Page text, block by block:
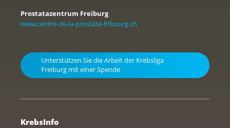
Prostatazentrum Freiburg
www.centre-de-la-prostate-fribourg.ch
Unterstützen Sie die Arbeit der Krebsliga
Freiburg mit einer Spende
KrebsInfo